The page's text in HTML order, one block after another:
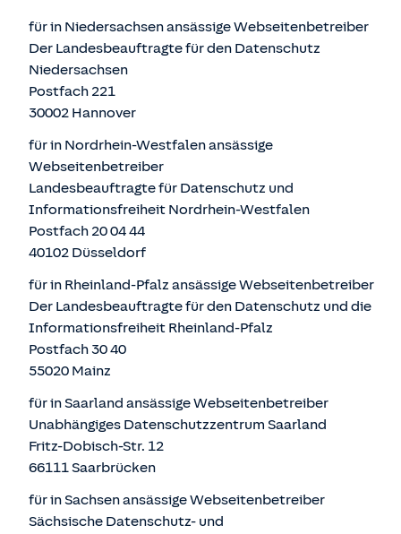
für in Niedersachsen ansässige Webseitenbetreiber
Der Landesbeauftragte für den Datenschutz
Niedersachsen
Postfach 221
30002 Hannover
für in Nordrhein-Westfalen ansässige
Webseitenbetreiber
Landesbeauftragte für Datenschutz und
Informationsfreiheit Nordrhein-Westfalen
Postfach 20 04 44
40102 Düsseldorf
für in Rheinland-Pfalz ansässige Webseitenbetreiber
Der Landesbeauftragte für den Datenschutz und die
Informationsfreiheit Rheinland-Pfalz
Postfach 30 40
55020 Mainz
für in Saarland ansässige Webseitenbetreiber
Unabhängiges Datenschutzzentrum Saarland
Fritz-Dobisch-Str. 12
66111 Saarbrücken
für in Sachsen ansässige Webseitenbetreiber
Sächsische Datenschutz- und